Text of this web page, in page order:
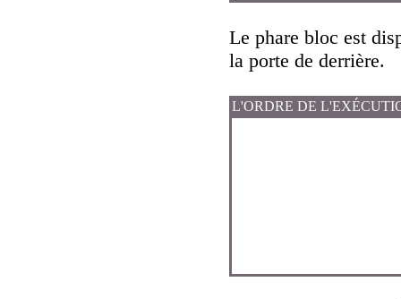
Le phare bloc est
la porte de derrière.
L'ORDRE DE